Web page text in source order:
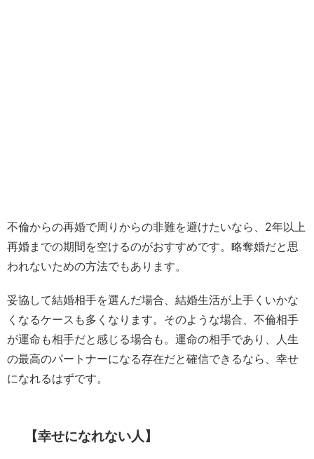
不倫からの再婚で周りからの非難を避けたいなら、2年以上
再婚までの期間を空けるのがおすすめです。略奪婚だと思
われないための方法でもあります。
妥協して結婚相手を選んだ場合、結婚生活が上手くいかな
くなるケースも多くなります。そのような場合、不倫相手
が運命も相手だと感じる場合も。運命の相手であり、人生
の最高のパートナーになる存在だと確信できるなら、幸せ
になれるはずです。
【幸せになれない人】